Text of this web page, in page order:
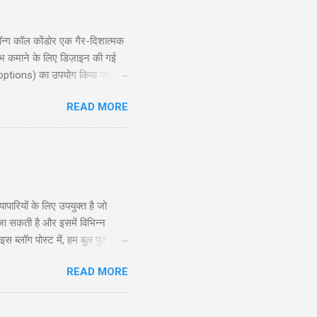
कॉल कोंडोर एक गैर-दिशात्मक
कमाने के लिए डिज़ाइन की गई
का उपयोग किया जाता है,
planning), जोखिम और लाभ
करेगी। ...
READ MORE
के लिए उपयुक्त है जो
सकती है और इसमें विभिन्न
ब्लॉग पोस्ट में, हम बुल पुट लैडर
निर्णय ले सकें। सामग्री
READ MORE